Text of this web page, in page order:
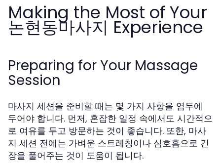
Making the Most of Your
논현동마사지 Experience
Preparing for Your Massage
Session
마사지 세션을 준비할 때는 몇 가지 사항을 염두에
두어야 합니다. 먼저, 혼잡한 일정 속에서도 시간적으
로 여유를 두고 방문하는 것이 좋습니다. 또한, 마사
지 세션 전에는 가벼운 스트레칭이나 심호흡으로 긴
장을 풀어주는 것이 도움이 됩니다.